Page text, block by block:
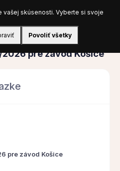
Prihlásiť sa
pre závod Košice
pre závod Košice
skúsenosti. Vyberte si svoje
Povoliť všetky